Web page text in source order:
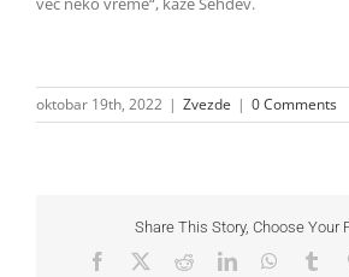
oktobar 19th, 2022 | Zvezde | 0 Comments
Share This Story, Choose Your
Facebook RedditLinkedIn